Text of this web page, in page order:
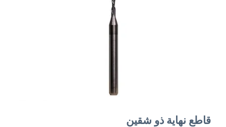
قاطع نهاية ذو شقين